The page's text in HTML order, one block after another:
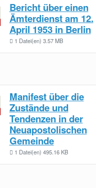
Bericht über einen
Ämterdienst am 12.
April 1953 in Berlin
1 Datei(en) 3.57 MB
Manifest über die
Zustände und
Tendenzen in der
Neuapostolischen
Gemeinde
1 Datei(en) 495.16 KB